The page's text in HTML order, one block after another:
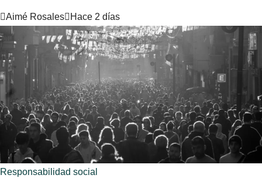
Aimé Rosales Hace 2 días
Responsabilidad social